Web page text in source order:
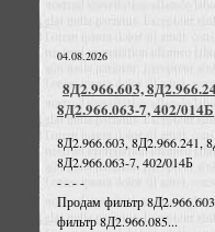
04.08.2026
8Д2.966.603,
8Д2.966.063-7, 402/014Б
8Д2.966.603, 8Д2.966.241,
8Д2.966.063-7, 402/014Б
- - - -
Продам фильтр
фильтр 8Д2.966.085...